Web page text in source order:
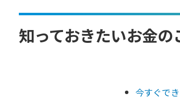
知っておきたいお金の
今すぐで